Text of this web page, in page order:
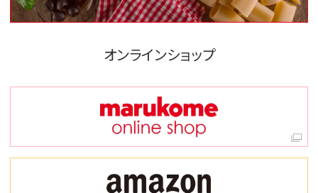
オンラインショップ